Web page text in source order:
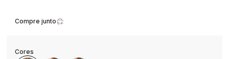
Compre junto